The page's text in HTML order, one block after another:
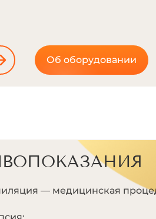
Об оборудовании
— медицинская